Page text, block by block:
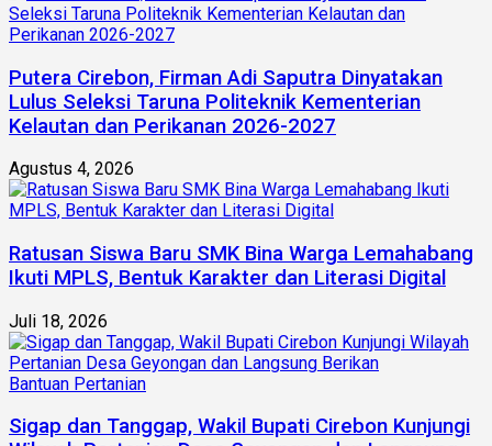
Putera Cirebon, Firman Adi Saputra Dinyatakan
Lulus Seleksi Taruna Politeknik Kementerian
Kelautan dan Perikanan 2026-2027
Agustus 4, 2026
Ratusan Siswa Baru SMK Bina Warga Lemahabang
Ikuti MPLS, Bentuk Karakter dan Literasi Digital
Juli 18, 2026
Sigap dan Tanggap, Wakil Bupati Cirebon Kunjungi